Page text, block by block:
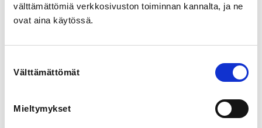
välttämättömiä verkkosivuston toiminnan kannalta, ja ne
ovat aina käytössä.
valinta
Välttämättömät
Mieltymykset
Sini Savolainen
sini.savolainen@skul.org
Turvallinen toimintaympäristö liikunta- ja
puuttumiseen.